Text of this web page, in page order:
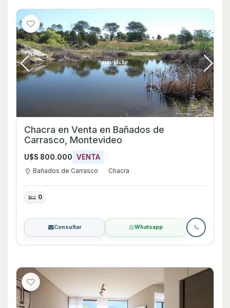
Chacra en Venta en Bañados de
Carrasco, Montevideo
U$S 800.000 VENTA
Bañados de Carrasco Chacra
0
Consultar Whatsapp